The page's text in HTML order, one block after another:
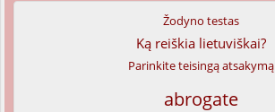
Žodyno testas
Ką reiškia lietuviškai?
Parinkite teisingą atsakymą
abrogate